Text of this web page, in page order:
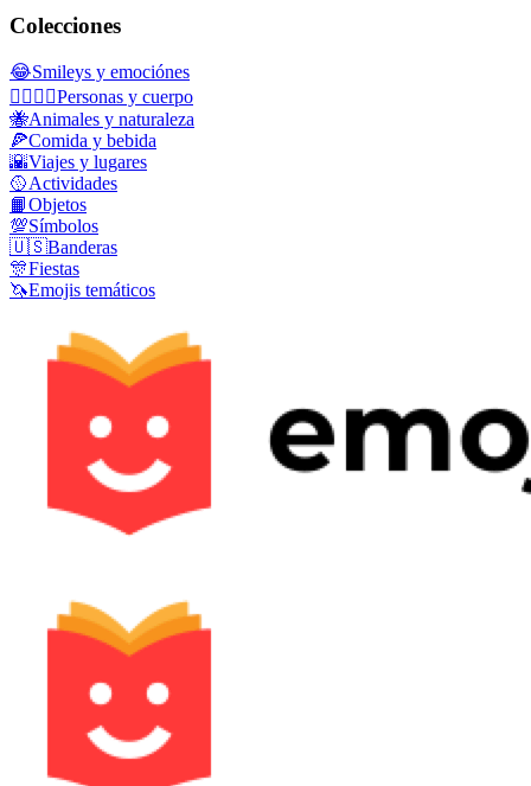
Colecciones
😂Smileys y emociónes
👩‍❤️‍💋‍👨Personas y cuerpo
🐝Animales y naturaleza
🍕Comida y bebida
🌇Viajes y lugares
🥎Actividades
📙Objetos
💯Símbolos
🇺🇸Banderas
🎊Fiestas
🦄Emojis temáticos